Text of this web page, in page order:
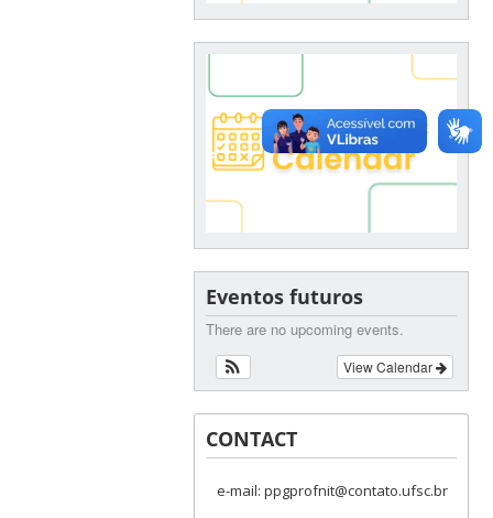
Eventos futuros
There are no upcoming events.
View Calendar
CONTACT
e-mail: ppgprofnit@contato.ufsc.br